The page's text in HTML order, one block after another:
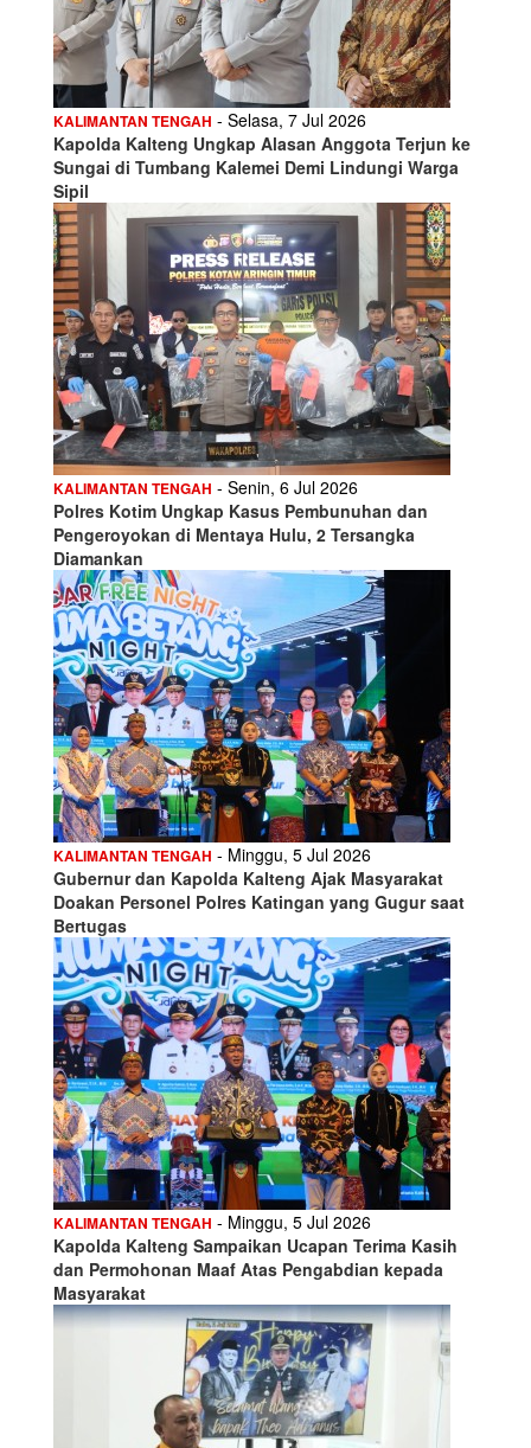
KALIMANTAN TENGAH - Selasa, 7 Jul 2026
Kapolda Kalteng Ungkap Alasan Anggota Terjun ke
Sungai di Tumbang Kalemei Demi Lindungi Warga
Sipil
KALIMANTAN TENGAH - Senin, 6 Jul 2026
Polres Kotim Ungkap Kasus Pembunuhan dan
Pengeroyokan di Mentaya Hulu, 2 Tersangka
Diamankan
KALIMANTAN TENGAH - Minggu, 5 Jul 2026
Gubernur dan Kapolda Kalteng Ajak Masyarakat
Doakan Personel Polres Katingan yang Gugur saat
Bertugas
KALIMANTAN TENGAH - Minggu, 5 Jul 2026
Kapolda Kalteng Sampaikan Ucapan Terima Kasih
dan Permohonan Maaf Atas Pengabdian kepada
Masyarakat